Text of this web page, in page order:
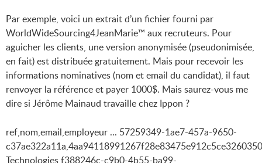
Par exemple, voici un extrait d’un fichier fourni par
WorldWideSourcing4JeanMarie™ aux recruteurs. Pour
aguicher les clients, une version anonymisée (pseudonimisée,
en fait) est distribuée gratuitement. Mais pour recevoir les
informations nominatives (nom et email du candidat), il faut
renvoyer la référence et payer 1000$. Mais saurez-vous me
dire si Jérôme Mainaud travaille chez Ippon ?
ref,nom,email,employeur ... 57259349-1ae7-457a-9650-
Technologies f388246c-c9b0-4b55-ba99-